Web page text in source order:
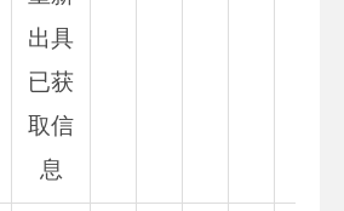
出具
已获
取信
息